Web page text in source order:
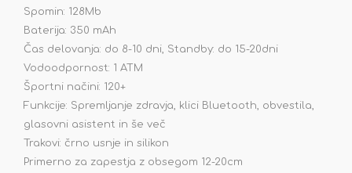
Spomin: 128Mb
Baterija: 350 mAh
Čas delovanja: do 8-10 dni, Standby: do 15-20dni
Vodoodpornost: 1 ATM
Športni načini: 120+
Funkcije: Spremljanje zdravja, klici Bluetooth, obvestila,
glasovni asistent in še več
Trakovi: črno usnje in silikon
Primerno za zapestja z obsegom 12-20cm